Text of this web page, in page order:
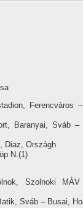
Ferencváros
Baranyai, Sváb –
Diaz, Országh
N.(1)
Szolnoki
Sváb – Busai,